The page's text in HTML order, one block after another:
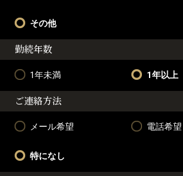
その他
勤続年数
1年未満 1年以上
ご連絡方法
メール希望 電話希望
特になし